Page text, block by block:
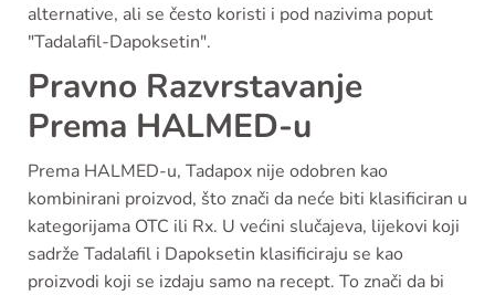
alternative, ali se često koristi i pod nazivima poput
"Tadalafil-Dapoksetin".
Pravno Razvrstavanje
Prema HALMED-u
Prema HALMED-u, Tadapox nije odobren kao
kombinirani proizvod, što znači da neće biti klasificiran u
kategorijama OTC ili Rx. U većini slučajeva, lijekovi koji
sadrže Tadalafil i Dapoksetin klasificiraju se kao
proizvodi koji se izdaju samo na recept. To znači da bi